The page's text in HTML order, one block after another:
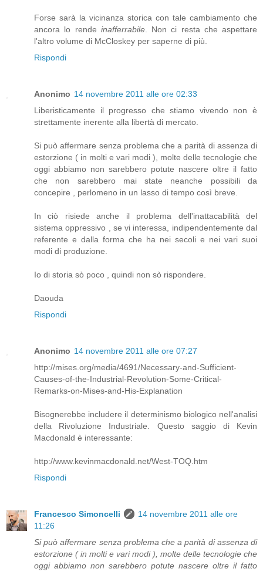
Forse sarà la vicinanza storica con tale cambiamento che
ancora lo rende inafferrabile. Non ci resta che aspettare
l'altro volume di McCloskey per saperne di più.
Rispondi
Anonimo 14 novembre 2011 alle ore 02:33
Liberisticamente il progresso che stiamo vivendo non è
strettamente inerente alla libertà di mercato.
Si può affermare senza problema che a parità di assenza di
estorzione ( in molti e vari modi ), molte delle tecnologie che
oggi abbiamo non sarebbero potute nascere oltre il fatto
che non sarebbero mai state neanche possibili da
concepire , perlomeno in un lasso di tempo così breve.
In ciò risiede anche il problema dell'inattacabilità del
sistema oppressivo , se vi interessa, indipendentemente dal
referente e dalla forma che ha nei secoli e nei vari suoi
modi di produzione.
Io di storia sò poco , quindi non sò rispondere.
Daouda
Rispondi
Anonimo 14 novembre 2011 alle ore 07:27
http://mises.org/media/4691/Necessary-and-Sufficient-
Causes-of-the-Industrial-Revolution-Some-Critical-
Remarks-on-Mises-and-His-Explanation
Bisognerebbe includere il determinismo biologico nell'analisi
della Rivoluzione Industriale. Questo saggio di Kevin
Macdonald è interessante:
http://www.kevinmacdonald.net/West-TOQ.htm
Rispondi
Francesco Simoncelli
14 novembre 2011 alle ore
11:26
Si può affermare senza problema che a parità di assenza di
estorzione ( in molti e vari modi ), molte delle tecnologie che
oggi abbiamo non sarebbero potute nascere oltre il fatto